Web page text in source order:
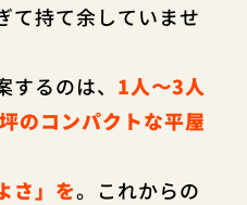
て持て余していませ
るのは、 1人〜3人
のコンパクトな平屋
さ」を。これからの